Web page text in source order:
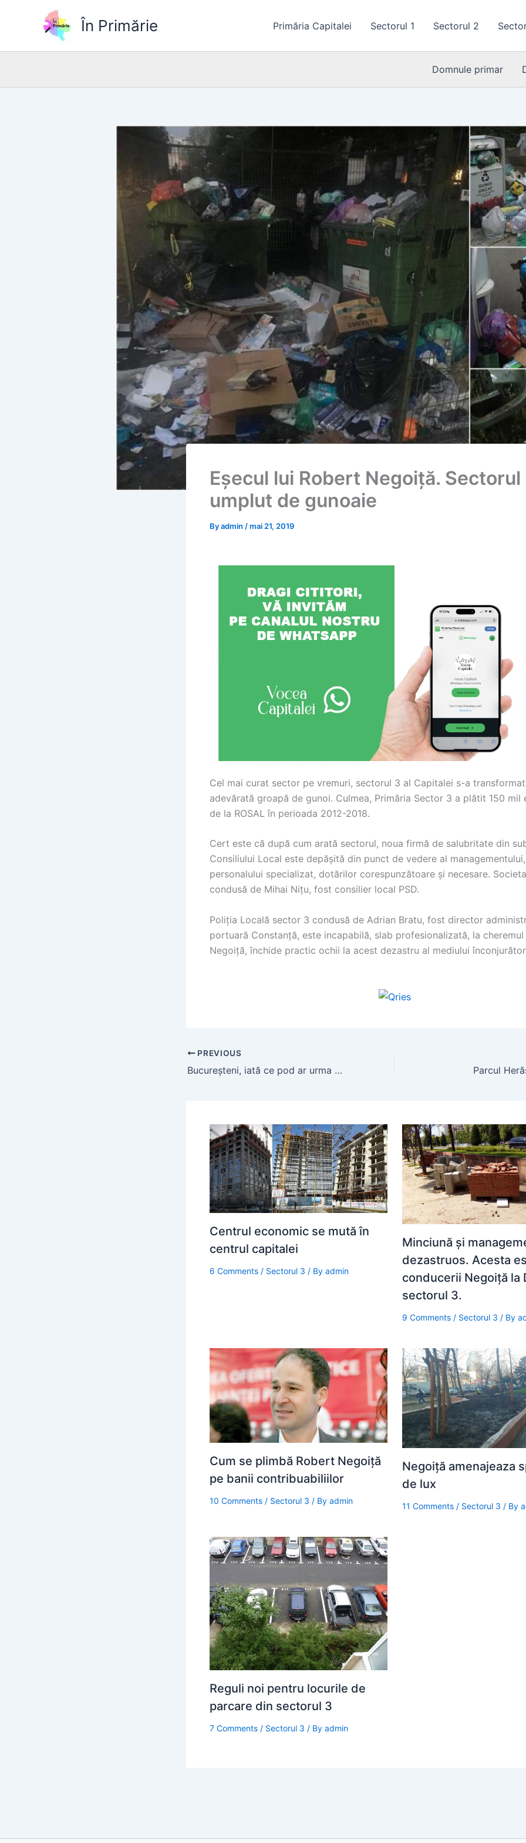
În Primărie Primăria Capitalei Sectorul 1 Sectorul 2
Domnule primar
Eșecul lui Robert Negoiță.
umplut de gunoaie
Byadmin /mai 21, 2019
Cel mai curat sector pe vremuri, sectorul 3 al Capitalei s-a
adevărată groapă de gunoi. Culmea, Primăria Sector 3 a plătit 150 mil
de la ROSAL în perioada 2012-2018.
Cert este că după cum arată sectorul, noua firmă de salubritate din
Consiliului Local este depășită din punct de vedere al managementului,
personalului specializat, dotărilor corespunzătoare și necesare.
condusă de Mihai Nițu, fost consilier local PSD.
Poliția Locală sector 3 condusă de Adrian Bratu, fost director
portuară Constanță, este incapabilă, slab profesionalizată, la cheremul
Negoiță, închide practic ochii la acest dezastru al mediului
PREVIOUS
Bucureșteni, iată ce pod ar urma să apară în zona Colentina. Parcul
Centrul economic se mută în
centrul capitalei
6 Comments / Sectorul 3 / By admin
Minciună şi
dezastruos. Acesta
conducerii Negoiţă la
sectorul 3.
9 Comments / Sectorul 3 / By
Cum se plimbă Robert Negoiță
pe banii contribuabiliilor
10 Comments / Sectorul 3 / By admin
Negoiță amenajeaza
de lux
11 Comments / Sectorul 3 / By
Reguli noi pentru locurile de
parcare din sectorul 3
7 Comments / Sectorul 3 / By admin